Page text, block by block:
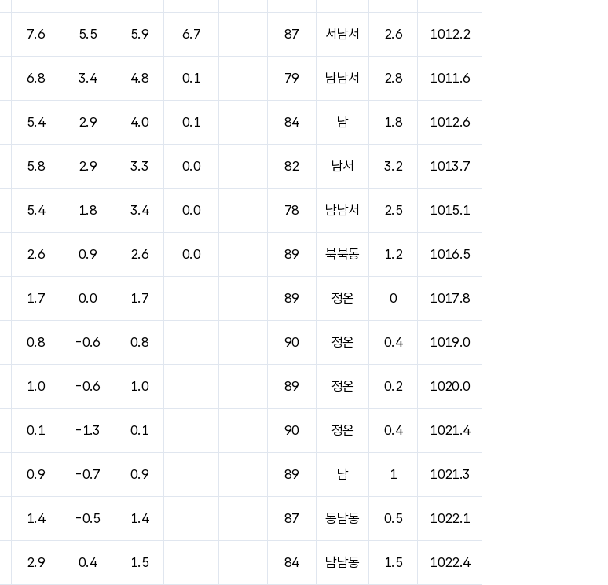
7.6 5.5 5.9 6.7 87 서남서 2.6 1012.2
6.8 3.4 4.8 0.1 79 남남서 2.8 1011.6
5.4 2.9 4.0 0.1 84 남 1.8 1012.6
5.8 2.9 3.3 0.0 82 남서 3.2 1013.7
5.4 1.8 3.4 0.0 78 남남서 2.5 1015.1
2.6 0.9 2.6 0.0 89 북북동 1.2 1016.5
1.7 0.0 1.7 89 정온 0 1017.8
0.8 -0.6 0.8 90 정온 0.4 1019.0
1.0 -0.6 1.0 89 정온 0.2 1020.0
0.1 -1.3 0.1 90 정온 0.4 1021.4
0.9 -0.7 0.9 89 남 1 1021.3
1.4 -0.5 1.4 87 동남동 0.5 1022.1
2.9 0.4 1.5 84 남남동 1.5 1022.4